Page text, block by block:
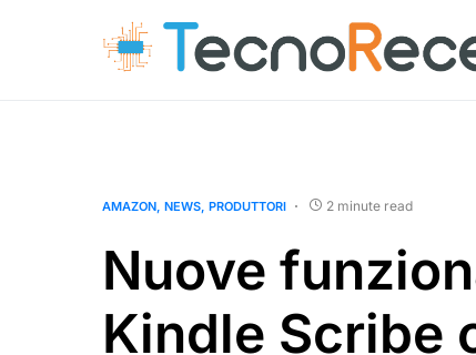
AMAZON NEWS PRODUTTORI 2 minute read
Nuove
Kindle Scribe